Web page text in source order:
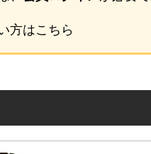
方はこちら